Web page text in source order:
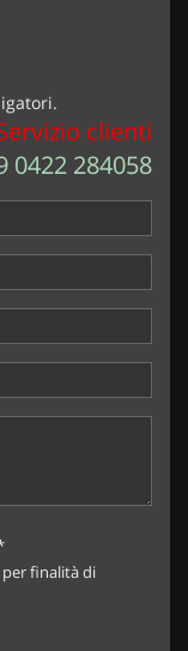
clienti
0422 284058
finalità di